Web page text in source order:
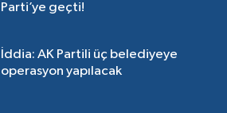
Parti’ye geçti!
İddia: AK Partili üç belediyeye
operasyon yapılacak